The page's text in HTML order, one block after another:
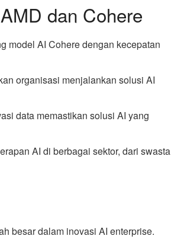
dan Cohere
model AI Cohere dengan kecepatan
organisasi menjalankan solusi AI
data memastikan solusi AI yang
AI di berbagai sektor, dari swasta
besar dalam inovasi AI enterprise.